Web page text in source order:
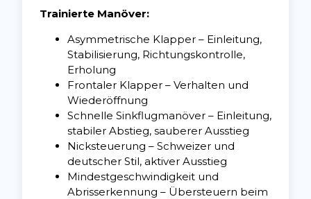
Trainierte Manöver:
Asymmetrische Klapper – Einleitung,
Stabilisierung, Richtungskontrolle,
Erholung
Frontaler Klapper – Verhalten und
Wiederöffnung
Schnelle Sinkflugmanöver – Einleitung,
stabiler Abstieg, sauberer Ausstieg
Nicksteuerung – Schweizer und
deutscher Stil, aktiver Ausstieg
Mindestgeschwindigkeit und
Abrisserkennung – Übersteuern beim